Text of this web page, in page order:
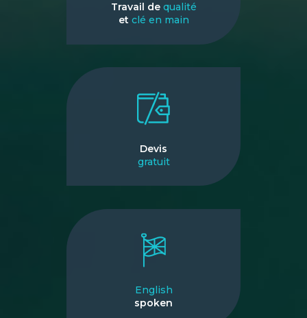
Travail de qualité
et clé en main
Devis
gratuit
English
spoken